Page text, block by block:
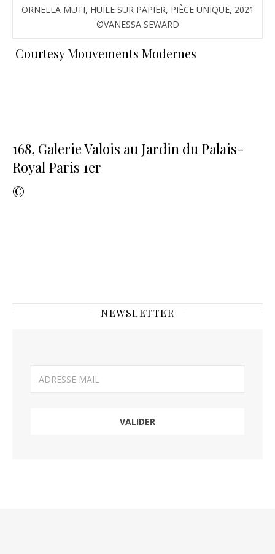
ORNELLA MUTI, HUILE SUR PAPIER, PIÈCE UNIQUE, 2021
©VANESSA SEWARD
Courtesy Mouvements Modernes
168, Galerie Valois au Jardin du Palais-
Royal Paris 1er
©
NEWSLETTER